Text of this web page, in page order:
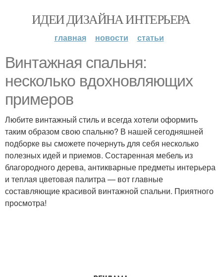
ИДЕИ ДИЗАЙНА ИНТЕРЬЕРА
главная новости статьи
Винтажная спальня:
несколько вдохновляющих
примеров
Любите винтажный стиль и всегда хотели оформить
таким образом свою спальню? В нашей сегодняшней
подборке вы сможете почернуть для себя несколько
полезных идей и приемов. Состаренная мебель из
благородного дерева, антикварные предметы интерьера
и теплая цветовая палитра — вот главные
составляющие красивой винтажной спальни. Приятного
просмотра!